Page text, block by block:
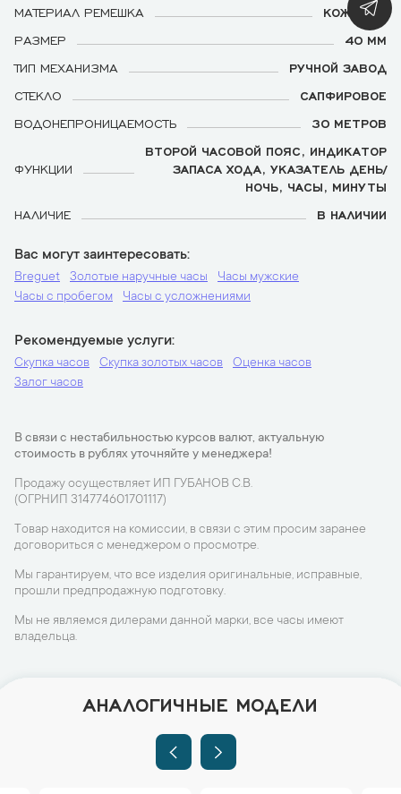
МАТЕРИАЛ РЕМЕШКА
КОЖАНЫЙ
РАЗМЕР
40 ММ
ТИП МЕХАНИЗМА
РУЧНОЙ ЗАВОД
СТЕКЛО
САПФИРОВОЕ
ВОДОНЕПРОНИЦАЕМОСТЬ
30 МЕТРОВ
ФУНКЦИИ
ВТОРОЙ ЧАСОВОЙ ПОЯС, ИНДИКАТОР
ЗАПАСА ХОДА, УКАЗАТЕЛЬ ДЕНЬ/
НОЧЬ, ЧАСЫ, МИНУТЫ
НАЛИЧИЕ
В НАЛИЧИИ
Вас могут заинтересовать
Breguet Золотые наручные часы
Часы мужские
Часы с пробегом
Часы с усложнениями
Рекомендуемые услуги
Скупка часов Скупка золотых часов
Оценка часов
Залог часов
В связи с нестабильностью курсов валют, актуальную
стоимость в рублях уточняйте у менеджера!
Продажу осуществляет ИП ГУБАНОВ С.В.
(ОГРНИП 314774601701117)
Товар находится на комиссии, в связи с этим просим заранее
договориться с менеджером о просмотре.
Мы гарантируем, что все изделия оригинальные, исправные,
прошли предпродажную подготовку.
Мы не являемся дилерами данной марки, все часы имеют
владельца.
АНАЛОГИЧНЫЕ МОДЕЛИ